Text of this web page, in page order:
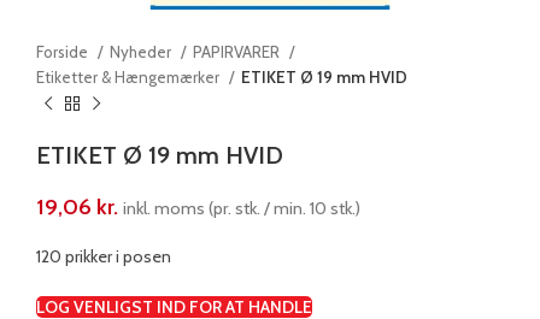
Forside Nyheder
PAPIRVARER
Etiketter & Hængemærker
ETIKET Ø 19 mm HVID
ETIKET Ø 19 mm HVID
19,06 kr. inkl. moms (pr. stk. / min. 10 stk.)
120 prikker i posen
LOG VENLIGST IND FOR AT HANDLE